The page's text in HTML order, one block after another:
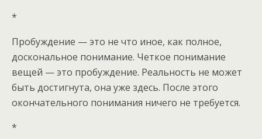
*
Пробуждение — это не что иное, как полное,
доскональное понимание. Четкое понимание
вещей — это пробуждение. Реальность не может
быть достигнута, она уже здесь. После этого
окончательного понимания ничего не требуется.
*